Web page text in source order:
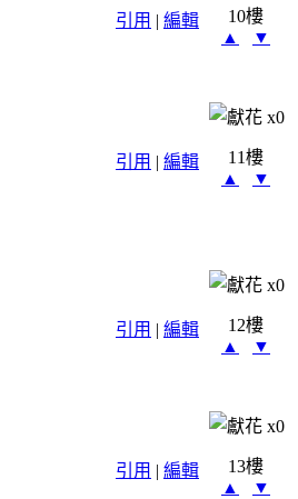
引用 | 編輯
10樓
▲
▼
x0
引用 | 編輯
11樓
▲
▼
x0
引用 | 編輯
12樓
▲
▼
x0
引用 | 編輯
13樓
▲
▼